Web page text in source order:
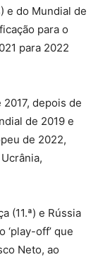
e do Mundial de
para o
para 2022
depois de
de 2019 e
de 2022,
(11.ª) e Rússia
‘play-off’ que
Neto, ao